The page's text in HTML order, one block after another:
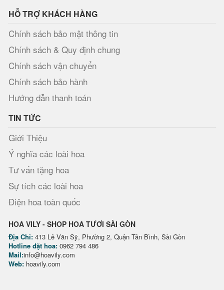
HỖ TRỢ KHÁCH HÀNG
Chính sách bảo mật thông tin
Chính sách & Quy định chung
Chính sách vận chuyển
Chính sách bảo hành
Hướng dẫn thanh toán
TIN TỨC
Giới Thiệu
Ý nghĩa các loài hoa
Tư vấn tặng hoa
Sự tích các loài hoa
Điện hoa toàn quốc
HOA VILY - SHOP HOA TƯƠI SÀI GÒN
Địa Chỉ: 413 Lê Văn Sỹ, Phường 2, Quận Tân Bình, Sài Gòn
Hotline đặt hoa: 0962 794 486
Mail:info@hoavily.com
Web: hoavily.com